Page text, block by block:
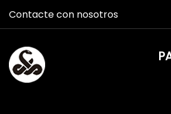
Contacte con nosotros